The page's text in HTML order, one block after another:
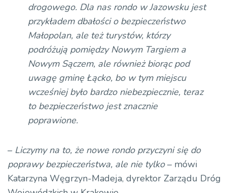
drogowego. Dla nas rondo w Jazowsku jest
przykładem dbałości o bezpieczeństwo
Małopolan, ale też turystów, którzy
podróżują pomiędzy Nowym Targiem a
Nowym Sączem, ale również biorąc pod
uwagę gminę Łącko, bo w tym miejscu
wcześniej było bardzo niebezpiecznie, teraz
to bezpieczeństwo jest znacznie
poprawione.
– Liczymy na to, że nowe rondo przyczyni się do
poprawy bezpieczeństwa, ale nie tylko– mówi
Katarzyna Węgrzyn-Madeja, dyrektor Zarządu Dróg